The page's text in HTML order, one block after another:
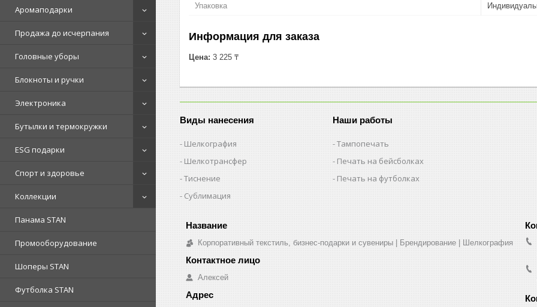
Аромаподарки
Продажа до исчерпания
Головные уборы
Блокноты и ручки
Электроника
Бутылки и термокружки
ESG подарки
Спорт и здоровье
Коллекции
Панама STAN
Промооборудование
Шоперы STAN
Футболка STAN
Упаковка
Информация для заказа
Цена: 3 225 ₸
Виды нанесения
Шелкография
Шелкотрансфер
Тиснение
Сублимация
Наши работы
Тампопечать
Печать на бейсболках
Печать на футболках
Корпоративный текстиль, бизнес-подарки и сувениры | Брендирование | Шелкография
Алексей